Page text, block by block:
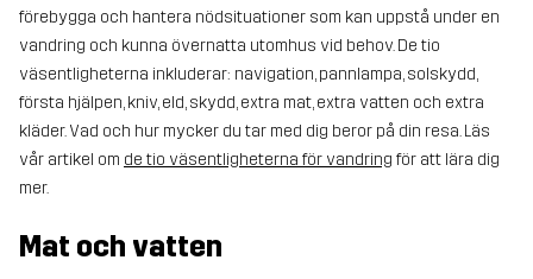
förebygga och hantera nödsituationer som kan uppstå under en
vandring och kunna övernatta utomhus vid behov. De tio
väsentligheterna inkluderar: navigation, pannlampa, solskydd,
första hjälpen, kniv, eld, skydd, extra mat, extra vatten och extra
kläder. Vad och hur mycker du tar med dig beror på din resa. Läs
vår artikel om de tio väsentligheterna för vandring för att lära dig
mer.
Mat och vatten